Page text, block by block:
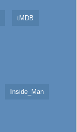
tMDB
Inside_Man